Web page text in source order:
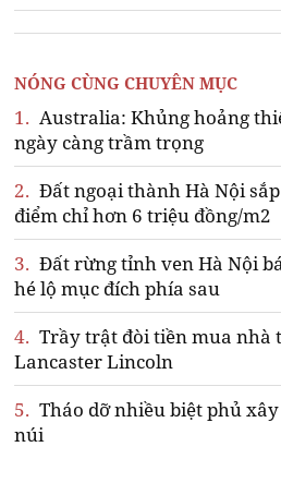
NÓNG CÙNG CHUYÊN MỤC
1. Australia: Khủng hoảng
ngày càng trầm trọng
2. Đất ngoại thành Hà Nội
điểm chỉ hơn 6 triệu đồng/m2
3. Đất rừng tỉnh ven Hà Nội
hé lộ mục đích phía sau
4. Trầy trật đòi tiền mua nhà
Lancaster Lincoln
5. Tháo dỡ nhiều biệt phủ
núi